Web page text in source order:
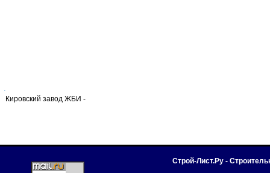
Кировский завод ЖБИ -
Строй-Лист.Ру -